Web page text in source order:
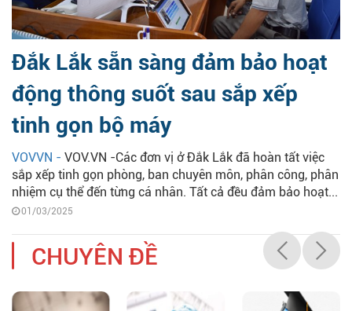
Đắk Lắk sẵn sàng đảm bảo hoạt
động thông suốt sau sắp xếp
tinh gọn bộ máy
VOVVN - VOV.VN -Các đơn vị ở Đắk Lắk đã hoàn tất việc
sắp xếp tinh gọn phòng, ban chuyên môn, phân công, phân
nhiệm cụ thể đến từng cá nhân. Tất cả đều đảm bảo hoạt...
01/03/2025
CHUYÊN ĐỀ